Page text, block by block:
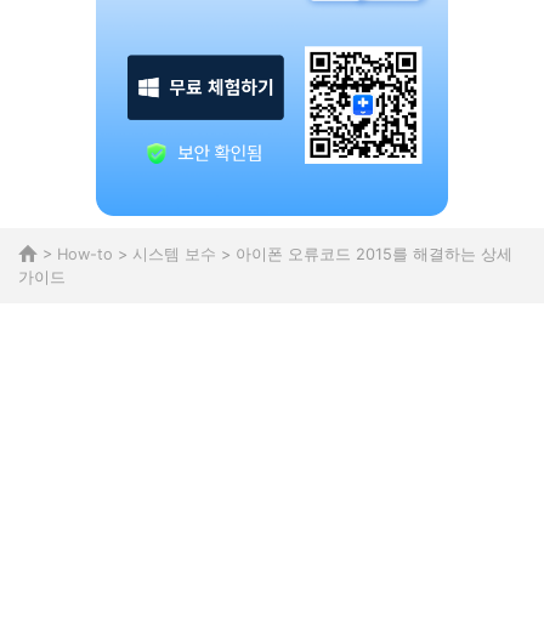
> How-to > 시스템 보수 > 아이폰 오류코드 2015를 해결하는 상세
가이드